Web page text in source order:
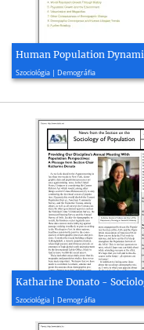
Human Population
Szociológia | Demográfia
2017, 32 oldal
Katharine Donato -
Szociológia | Demográfia
2013, 2 oldal